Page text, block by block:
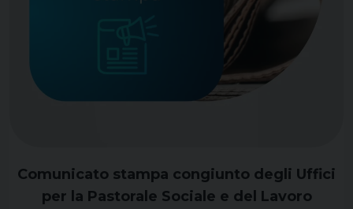
Comunicato stampa congiunto degli Uffici
per la Pastorale Sociale e del Lavoro